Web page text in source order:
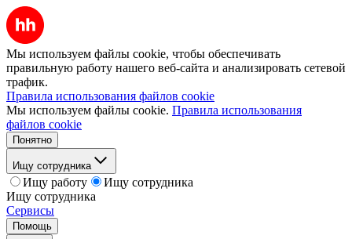
Мы используем файлы cookie, чтобы обеспечивать
правильную работу нашего веб-сайта и анализировать сетевой
трафик.
Правила использования файлов cookie
Мы используем файлы cookie. Правила использования
файлов cookie
Понятно
Ищу сотрудника
Ищу работу
Ищу сотрудника
Ищу сотрудника
Сервисы
Помощь